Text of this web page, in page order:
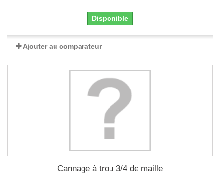
Disponible
Ajouter au comparateur
Cannage à trou 3/4 de maille